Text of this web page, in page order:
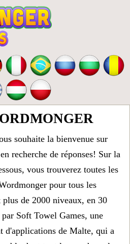
souhaite la bienvenue sur
recherche de réponses! Sur la
vous trouverez toutes les
pour tous les
de 2000 niveaux, en 30
Soft Towel Games, une
d'applications de Malte, qui a